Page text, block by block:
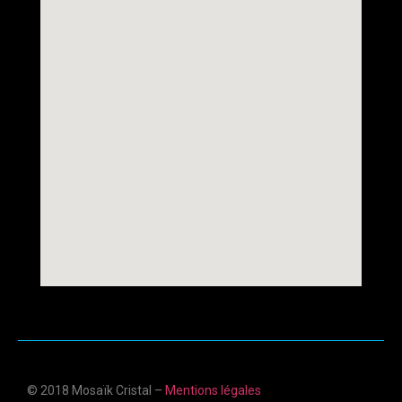
© 2018 Mosaïk Cristal – Mentions légales